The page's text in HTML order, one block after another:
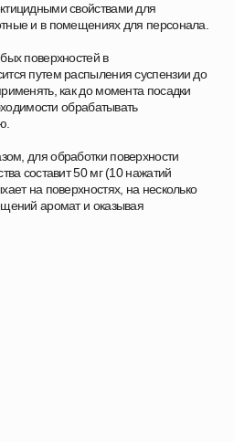
свойствами для
и в помещениях для персонала.
поверхностей в
путем распыления суспензии до
как до момента посадки
обрабатывать
для обработки поверхности
составит 50 мг (10 нажатий
на поверхностях, на несколько
аромат и оказывая